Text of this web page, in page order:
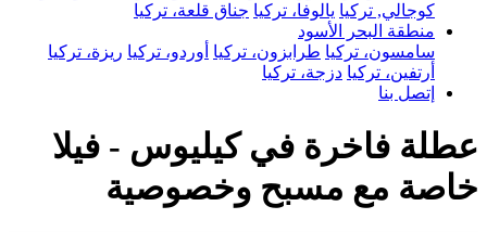
كوجالي, تركيا يالوفا، تركيا جناق قلعة، تركيا
منطقة البحر الأسود
سامسون، تركيا طرابزون، تركيا أوردو، تركيا ريزة، تركيا
أرتفين، تركيا دزجة، تركيا
إتصل بنا
عطلة فاخرة في كيليوس - فيلا
خاصة مع مسبح وخصوصية